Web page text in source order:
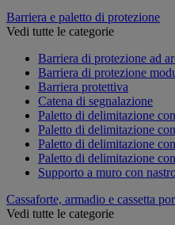
Barriera e paletto di protezione
Vedi tutte le categorie
Barriera di protezione ad
Barriera di protezione
Barriera protettiva
Catena di segnalazione
Paletto di delimitazione
Paletto di delimitazione
Paletto di delimitazione
Paletto di delimitazione
Supporto a muro con
Cassaforte, armadio e cassetta
Vedi tutte le categorie